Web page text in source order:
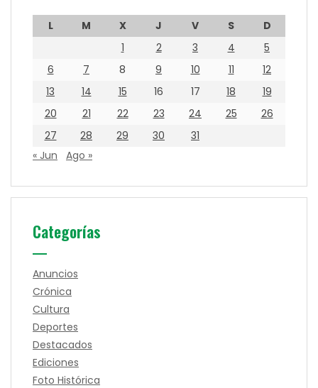
L M X J V S
D
1
2 3 4
5
6
7 8 9 10 11
12
13
14 15 16 17 18
19
20
21 22 23 24 25
26
27
28 29 30
31
« Jun
Ago »
Categorías
Anuncios
Crónica
Cultura
Deportes
Destacados
Ediciones
Foto Histórica